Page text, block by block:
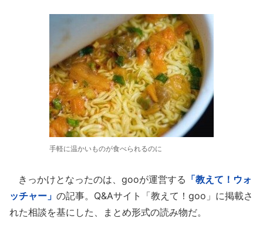
手軽に温かいものが食べられるのに
きっかけとなったのは、gooが運営する 「教えて！ウォ
ッチャー」 の記事。Q&Aサイト「教えて！goo」に掲載さ
れた相談を基にした、まとめ形式の読み物だ。